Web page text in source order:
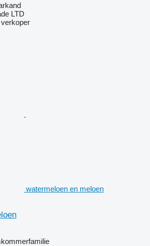
LTD
watermeloen en meloen